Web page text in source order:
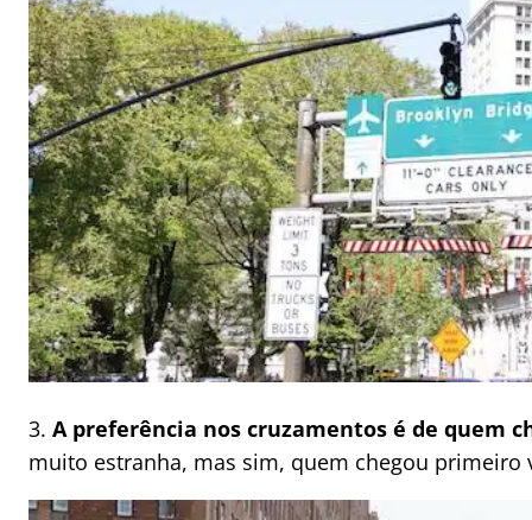
3. A preferência nos cruzamentos é de quem
muito estranha, mas sim, quem chegou primeiro